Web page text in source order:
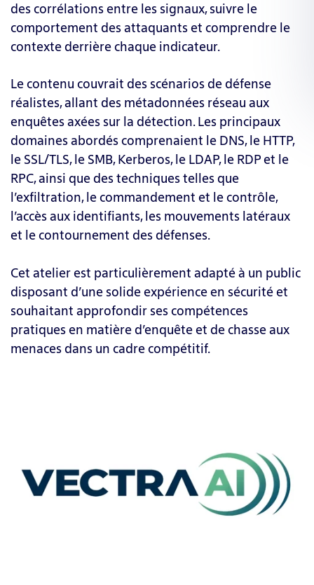
des corrélations entre les signaux, suivre le
comportement des attaquants et comprendre le
contexte derrière chaque indicateur.
Le contenu couvrait des scénarios de défense
réalistes, allant des métadonnées réseau aux
enquêtes axées sur la détection. Les principaux
domaines abordés comprenaient le DNS, le HTTP,
le SSL/TLS, le SMB, Kerberos, le LDAP, le RDP et le
RPC, ainsi que des techniques telles que
l’exfiltration, le commandement et le contrôle,
l’accès aux identifiants, les mouvements latéraux
et le contournement des défenses.
Cet atelier est particulièrement adapté à un public
disposant d’une solide expérience en sécurité et
souhaitant approfondir ses compétences
pratiques en matière d’enquête et de chasse aux
menaces dans un cadre compétitif.